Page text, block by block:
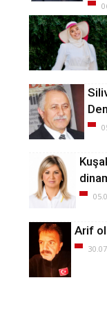
Arif